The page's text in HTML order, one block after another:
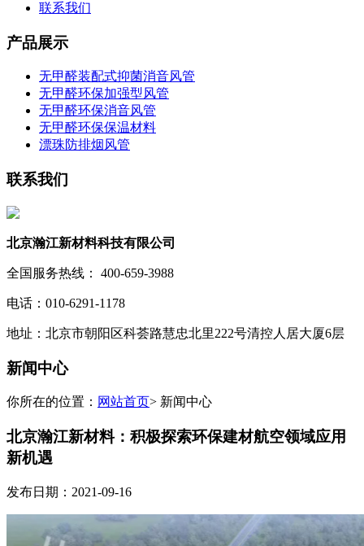
联系我们
产品展示
无甲醛装配式抑菌消音风管
无甲醛环保加强型风管
无甲醛环保消音风管
无甲醛环保保温材料
漂珠防排烟风管
联系我们
北京瀚江新材料科技有限公司
全国服务热线： 400-659-3988
电话：010-6291-1178
地址：北京市朝阳区科荟路慧忠北里222号清控人居大厦6层
新闻中心
你所在的位置： 网站首页> 新闻中心
北京瀚江新材料：积极探索环保建材航空领域应用
新机遇
发布日期：2021-09-16